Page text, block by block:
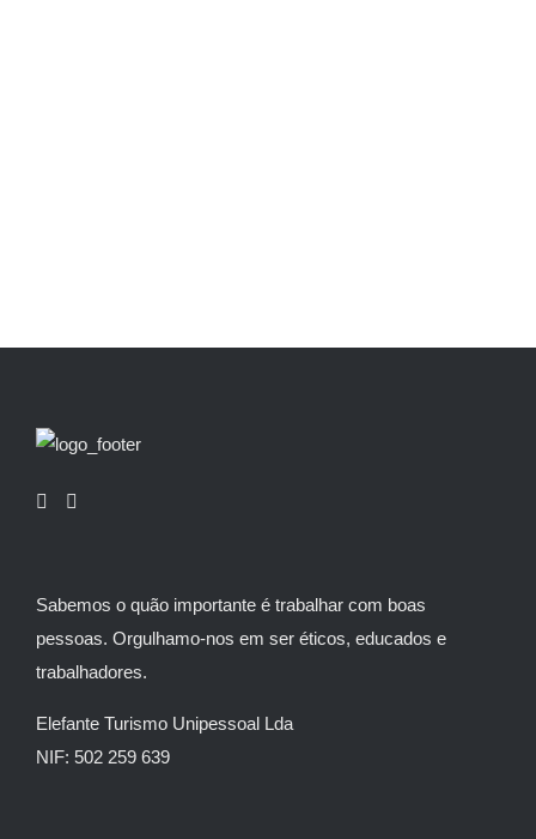
Sabemos o quão importante é trabalhar com boas
pessoas. Orgulhamo-nos em ser éticos, educados e
trabalhadores.
Elefante Turismo Unipessoal Lda
NIF: 502 259 639